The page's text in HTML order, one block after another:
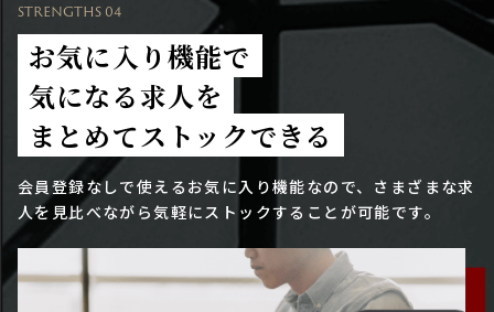
STRENGTHS 04
お気に入り機能で
気になる求人を
まとめてストックできる
会員登録なしで使えるお気に入り機能なので、さまざまな求
人を見比べながら気軽にストックすることが可能です。